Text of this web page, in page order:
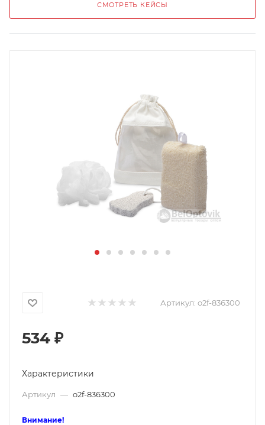
СМОТРЕТЬ КЕЙСЫ
Артикул: o2f-836300
534 ₽
Характеристики
Артикул — o2f-836300
Внимание!